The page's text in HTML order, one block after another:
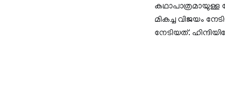
കഥാപാത്രമായുള്ള
മികച്ച വിജയം
നേടിയത്.